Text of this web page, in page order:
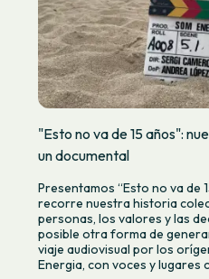
"Esto no va de 15 años":
un documental
Presentamos “Esto no va de
recorre nuestra historia
personas, los valores y las
posible otra forma de
viaje audiovisual por los
Energia, con voces y lugares